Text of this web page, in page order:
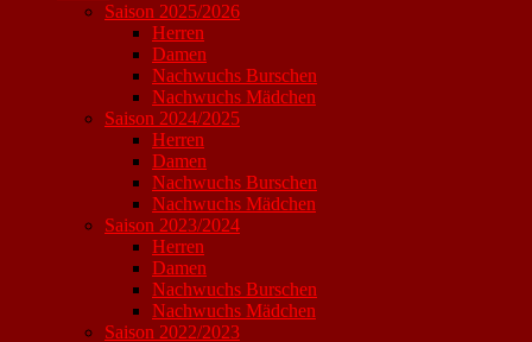
Saison 2025/2026
Herren
Damen
Nachwuchs Burschen
Nachwuchs Mädchen
Saison 2024/2025
Herren
Damen
Nachwuchs Burschen
Nachwuchs Mädchen
Saison 2023/2024
Herren
Damen
Nachwuchs Burschen
Nachwuchs Mädchen
Saison 2022/2023